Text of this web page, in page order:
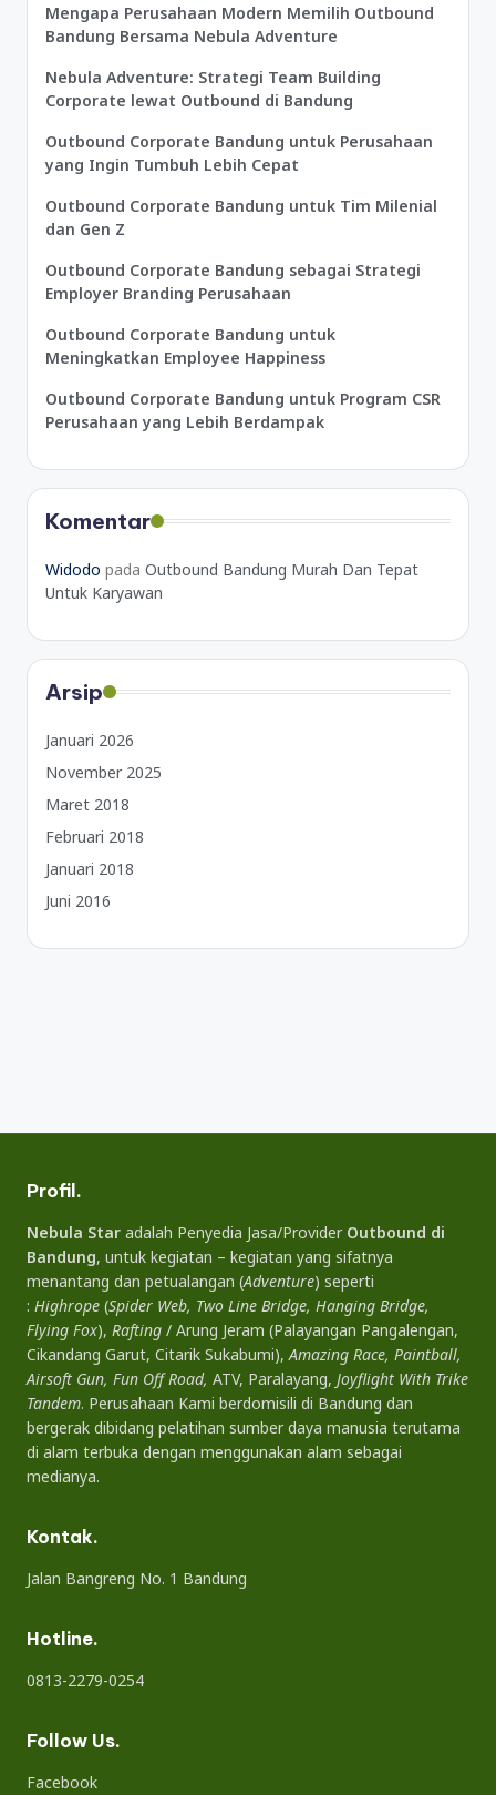
Mengapa Perusahaan Modern Memilih Outbound
Bandung Bersama Nebula Adventure
Nebula Adventure: Strategi Team Building
Corporate lewat Outbound di Bandung
Outbound Corporate Bandung untuk Perusahaan
yang Ingin Tumbuh Lebih Cepat
Outbound Corporate Bandung untuk Tim Milenial
dan Gen Z
Outbound Corporate Bandung sebagai Strategi
Employer Branding Perusahaan
Outbound Corporate Bandung untuk
Meningkatkan Employee Happiness
Outbound Corporate Bandung untuk Program CSR
Perusahaan yang Lebih Berdampak
Komentar
Widodo pada Outbound Bandung Murah Dan Tepat
Untuk Karyawan
Arsip
Januari 2026
November 2025
Maret 2018
Februari 2018
Januari 2018
Juni 2016
Profil.
Nebula Star adalah Penyedia Jasa/Provider Outbound di
Bandung, untuk kegiatan – kegiatan yang sifatnya
menantang dan petualangan (Adventure) seperti
: Highrope (Spider Web, Two Line Bridge, Hanging Bridge,
Flying Fox), Rafting / Arung Jeram (Palayangan Pangalengan,
Cikandang Garut, Citarik Sukabumi),Amazing Race, Paintball,
Airsoft Gun, Fun Off Road, ATV, Paralayang, Joyflight With Trike
Tandem. Perusahaan Kami berdomisili di Bandung dan
bergerak dibidang pelatihan sumber daya manusia terutama
di alam terbuka dengan menggunakan alam sebagai
medianya.
Kontak.
Jalan Bangreng No. 1 Bandung
Hotline.
0813-2279-0254
Follow Us.
Facebook